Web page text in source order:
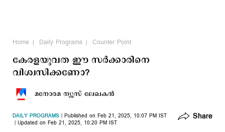
Home Daily Programs Counter Point
കേരളയുവത ഈ സര്‍ക്കാരിനെ
വിശ്വസിക്കണോ?
മനോരമ ന്യൂസ് ലേഖകന്‍
DAILY PROGRAMS
Published on Feb 21, 2025, 10:07 PM IST
Updated on Feb 21, 2025, 10:20 PM IST
Share